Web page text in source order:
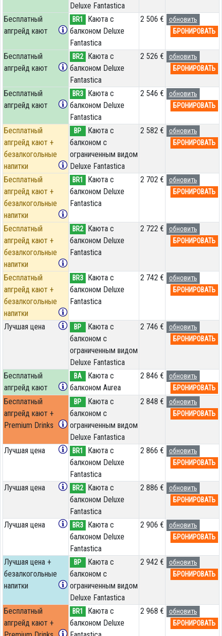
Deluxe Fantastica
Бесплатный
апгрейд кают
BR1
Каюта с
балконом Deluxe
Fantastica
2 506 €
обновить
БРОНИРОВАТЬ
Бесплатный
апгрейд кают
BR2
Каюта с
балконом Deluxe
Fantastica
2 526 €
обновить
БРОНИРОВАТЬ
Бесплатный
апгрейд кают
BR3
Каюта с
балконом Deluxe
Fantastica
2 546 €
обновить
БРОНИРОВАТЬ
Бесплатный
апгрейд кают +
безалкогольные
напитки
BP
Каюта с
балконом c
ограниченным видом
Deluxe Fantastica
2 582 €
обновить
БРОНИРОВАТЬ
Бесплатный
апгрейд кают +
безалкогольные
напитки
BR1
Каюта с
балконом Deluxe
Fantastica
2 702 €
обновить
БРОНИРОВАТЬ
Бесплатный
апгрейд кают +
безалкогольные
напитки
BR2
Каюта с
балконом Deluxe
Fantastica
2 722 €
обновить
БРОНИРОВАТЬ
Бесплатный
апгрейд кают +
безалкогольные
напитки
BR3
Каюта с
балконом Deluxe
Fantastica
2 742 €
обновить
БРОНИРОВАТЬ
Лучшая цена BP
Каюта с
балконом c
ограниченным видом
Deluxe Fantastica
2 746 €
обновить
БРОНИРОВАТЬ
Бесплатный
апгрейд кают
BA
Каюта с
балконом Aurea
2 846 €
обновить
БРОНИРОВАТЬ
Бесплатный
апгрейд кают +
Premium Drinks
BP
Каюта с
балконом c
ограниченным видом
Deluxe Fantastica
2 848 €
обновить
БРОНИРОВАТЬ
Лучшая цена BR1
Каюта с
балконом Deluxe
Fantastica
2 866 €
обновить
БРОНИРОВАТЬ
Лучшая цена BR2
Каюта с
балконом Deluxe
Fantastica
2 886 €
обновить
БРОНИРОВАТЬ
Лучшая цена BR3
Каюта с
балконом Deluxe
Fantastica
2 906 €
обновить
БРОНИРОВАТЬ
Лучшая цена +
безалкогольные
напитки
BP
Каюта с
балконом c
ограниченным видом
Deluxe Fantastica
2 942 €
обновить
БРОНИРОВАТЬ
Бесплатный
апгрейд кают +
BR1
Каюта с
балконом Deluxe
2 968 €
обновить
БРОНИРОВАТЬ